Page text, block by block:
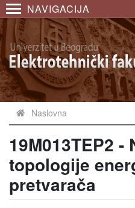
NAVIGACIJA
Naslovna
19M013TEP2 -
topologije
pretvarača